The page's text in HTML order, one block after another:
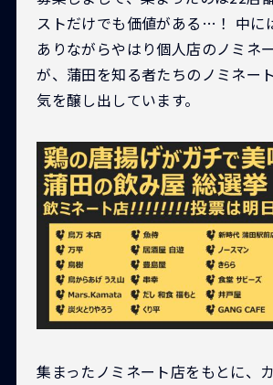
ストだけでも価値がある…！ 中に
ありながらやはり個人店のノミネ
が、蒲田を知る者たちのノミネー
気を醸し出しています。
集まったノミネート店をもとに、